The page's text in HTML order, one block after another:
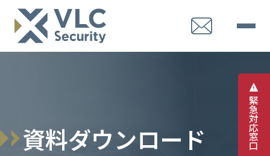
緊
急
対
応
窓
口
資料ダウンロー ド